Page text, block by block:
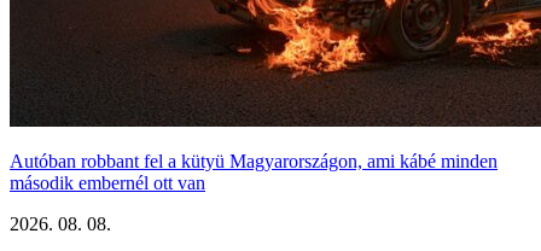
Autóban robbant fel a kütyü Magyarországon, ami kábé minden
második embernél ott van
2026. 08. 08.